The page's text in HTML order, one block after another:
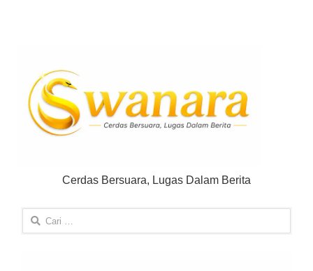
Cerdas Bersuara, Lugas Dalam Berita
Cari